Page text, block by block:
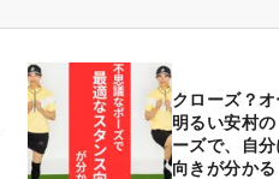
クローズ？
明るい安村
ーズで、自
向きが分かる